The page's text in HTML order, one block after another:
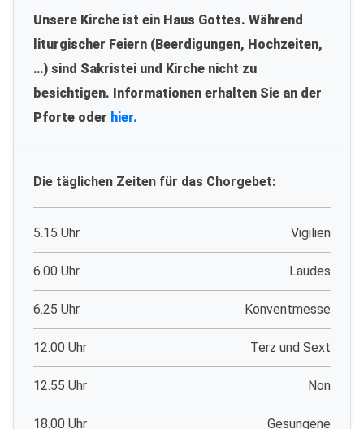
Unsere Kirche ist ein Haus Gottes. Während
liturgischer Feiern (Beerdigungen, Hochzeiten,
…) sind Sakristei und Kirche nicht zu
besichtigen. Informationen erhalten Sie an der
Pforte oder hier.
Die täglichen Zeiten für das Chorgebet:
5.15 Uhr Vigilien
6.00 Uhr Laudes
6.25 Uhr Konventmesse
12.00 Uhr Terz und Sext
12.55 Uhr Non
18.00 Uhr
Gesungene